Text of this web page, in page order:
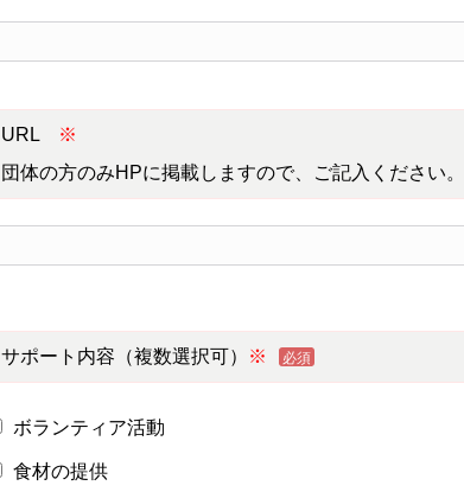
URL
※
団体の方のみHPに掲載しますので、ご記入ください。
サポート内容（複数選択可） ※ 必須
ボランティア活動
食材の提供